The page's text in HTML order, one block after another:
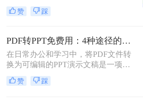
合报告、课件，还是优化文档展示，
都需要一种高效且保留原格式的方
是几种常用方法的详细解析，帮助你
快速上手。
赞 踩
PDF转PPT免费用：4种途径的转换精度和排版保留能力对比！
在日常办公和学习中，将PDF文件转
换为可编辑的PPT演示文稿是一项高
频需求。无论是需要修改过时的课
件、提取报告中的数据制作新方案，
赞 踩